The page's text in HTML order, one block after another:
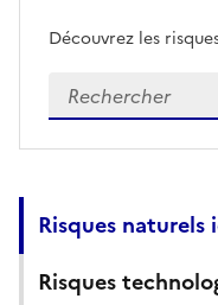
Découvrez les
Veuillez
Risques naturels
Risques